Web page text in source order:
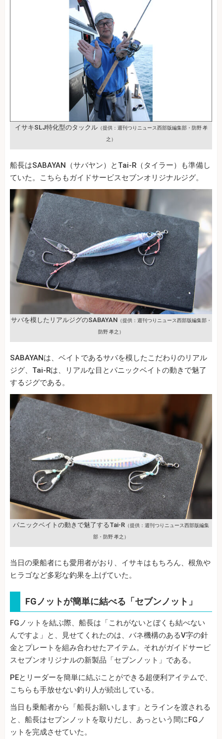
イサキSLJ特化型のタックル（提供：週刊つりニュース西部版編集部・防野 孝
之）
船長はSABAYAN（サバヤン）とTai‐R（タイラー）も準備し
ていた。こちらもガイドサービスセブンオリジナルジグ。
サバを模したリアルジグのSABAYAN （提供：週刊つりニュース西部版編集部・
防野 孝之）
SABAYANは、ベイトであるサバを模したこだわりのリアル
ジグ、Tai‐Rは、リアルな目とパニックベイトの動きで魅了
するジグである。
パニックベイトの動きで魅了するTai‐R （提供：週刊つりニュース西部版編集
部・防野 孝之）
当日の乗船者にも愛用者がおり、イサキはもちろん、根魚や
ヒラゴなど多彩な釣果を上げていた。
FGノットが簡単に結べる「セブンノット」
FGノットを結ぶ際、船長は「これがないとぼくも結べない
んですよ」と、見せてくれたのは、バネ機構のあるV字の針
金とプレートを組み合わせたアイテム。それがガイドサービ
スセブンオリジナルの新製品「セブンノット」である。
PEとリーダーを簡単に結ぶことができる超便利アイテムで、
こちらも手放せない釣り人が続出している。
当日も乗船者から「船長お願いします」とラインを渡される
と、船長はセブンノットを取りだし、あっという間にFGノ
ットを完成させていた。